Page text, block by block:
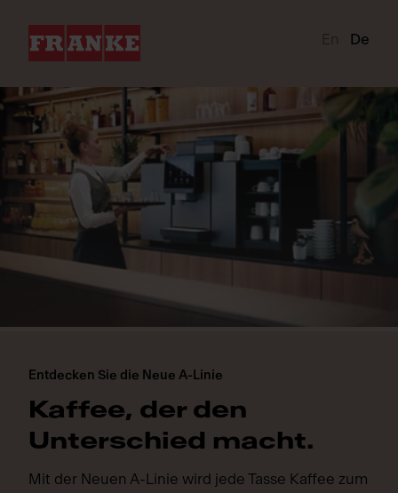
En De
Entdecken Sie die Neue A-Linie
Kaffee, der den
Unterschied macht.
Mit der Neuen A-Linie wird jede Tasse Kaffee zum